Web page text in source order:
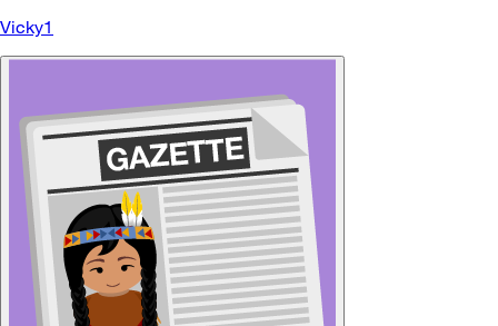
Vicky1